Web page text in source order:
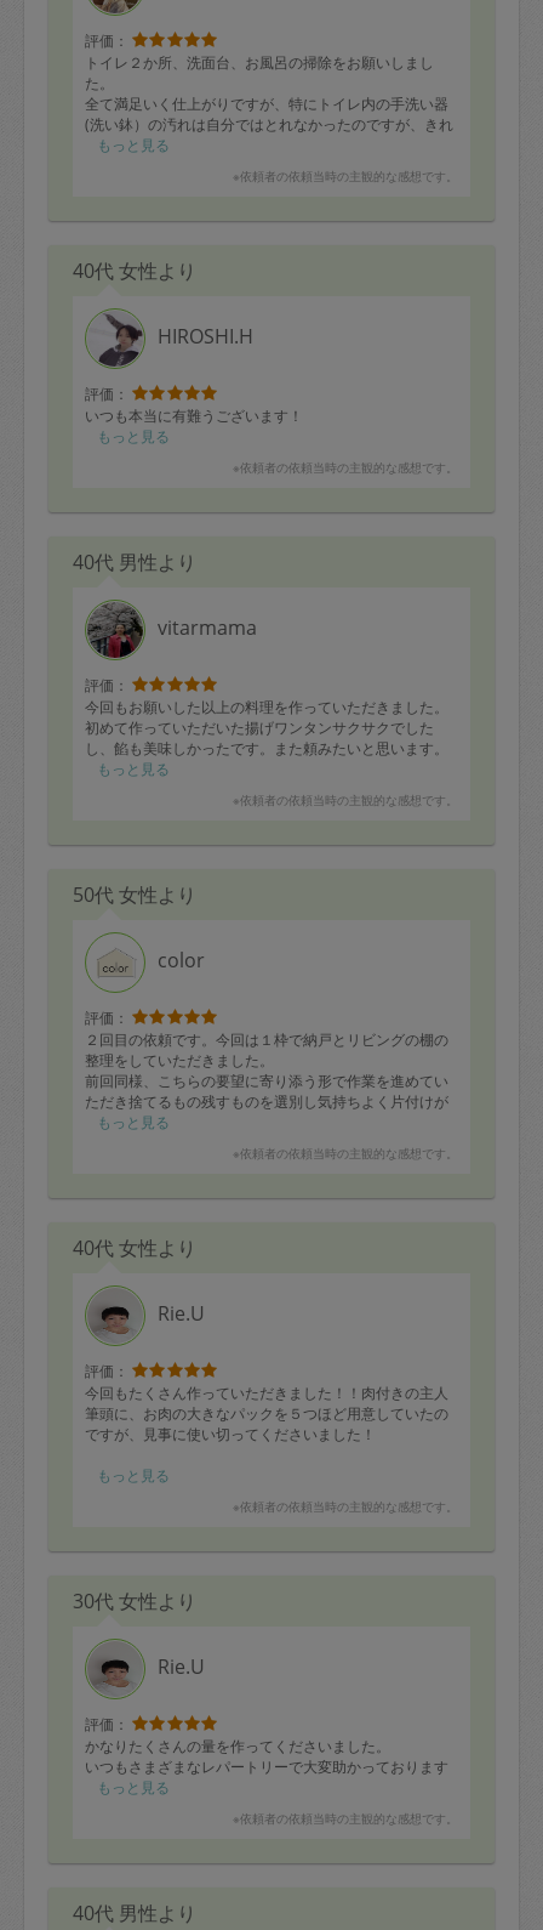
評価：
トイレ２か所、洗面台、お風呂の掃除をお願いしまし
た。
全て満足いく仕上がりですが、特にトイレ内の手洗い器
(洗い鉢）の汚れは自分ではとれなかったのですが、きれ
いにして頂けて、とても嬉しいです。
もっと見る
※依頼者の依頼当時の主観的な感想です。
40代 女性より
HIROSHI.H
評価：
いつも本当に有難うございます！
もっと見る
※依頼者の依頼当時の主観的な感想です。
40代 男性より
vitarmama
評価：
今回もお願いした以上の料理を作っていただきました。
初めて作っていただいた揚げワンタンサクサクでした
し、餡も美味しかったです。また頼みたいと思います。
もっと見る
※依頼者の依頼当時の主観的な感想です。
50代 女性より
color
評価：
２回目の依頼です。今回は１枠で納戸とリビングの棚の
整理をしていただきました。
前回同様、こちらの要望に寄り添う形で作業を進めてい
ただき捨てるもの残すものを選別し気持ちよく片付けが
できました。
したが、納戸から整理整頓したほうが効率がよいとのア
納戸は扉を開けるとものが飛び出してくるぐらい使わな
的確なアドバイスをいただき分類ごとに仕分けもしてい
もう少し分量をきめて減らしていこうという気持ちにさ
せていもらいました。
取扱説明書なども調べられるアプリも教えていただいの
で、アプリで確認できる取説は処分していきたいと思い
ます。
こちらから何気なく言ったこともきちんとヒアリングし
ていただき丁寧に答えていただけるので頼りになるタス
カジさんだと思います。また次回もよろしくお願いいた
もっと見る
※依頼者の依頼当時の主観的な感想です。
40代 女性より
Rie.U
評価：
今回もたくさん作っていただきました！！肉付きの主人
筆頭に、お肉の大きなパックを５つほど用意していたの
ですが、見事に使い切ってくださいました！
今回は主人の要望でトンカツを作っていただいたのです
副菜の味のバリュエーションも豊富でどれも美味しいで
味が立っていておいしかったです。
9ヶ月の娘ように離乳食もご用意いただきこちらもとても
助かりました！
またよろしくお願いします！
もっと見る
※依頼者の依頼当時の主観的な感想です。
30代 女性より
Rie.U
評価：
かなりたくさんの量を作ってくださいました。
いつもさまざまなレパートリーで大変助かっております
もっと見る
※依頼者の依頼当時の主観的な感想です。
40代 男性より